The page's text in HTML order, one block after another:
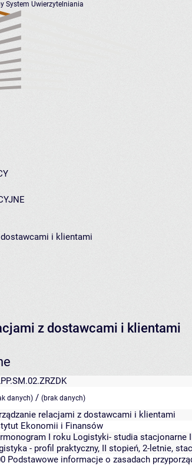
System Uwierzytelniania
i klientami
z dostawcami i klientami
danych) / (brak danych)
relacjami z dostawcami i klientami
Ekonomii i Finansów
I roku Logistyki- studia stacjonarne
- profil praktyczny, II stopień, 2-letnie,
Podstawowe informacje o zasadach